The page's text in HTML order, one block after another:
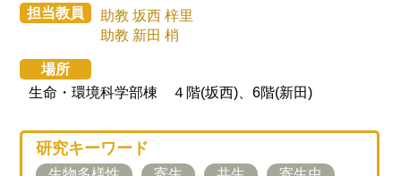
担当教員
助教 坂西 梓里
助教 新田 梢
場所
生命・環境科学部棟 ４階(坂西)、6階(新田)
研究キーワード